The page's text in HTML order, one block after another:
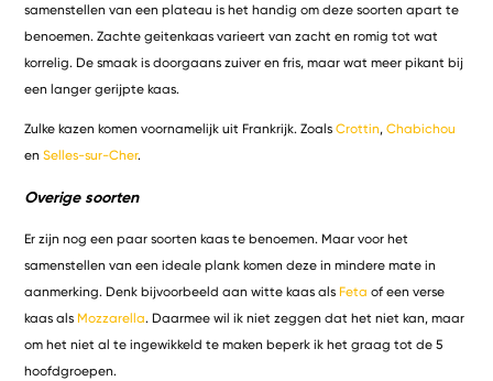
samenstellen van een plateau is het handig om deze soorten apart te
benoemen. Zachte geitenkaas varieert van zacht en romig tot wat
korrelig. De smaak is doorgaans zuiver en fris, maar wat meer pikant bij
een langer gerijpte kaas.
Zulke kazen komen voornamelijk uit Frankrijk. ZoalsCrottin,Chabichou
enSelles-sur-Cher.
Overige soorten
Er zijn nog een paar soorten kaas te benoemen. Maar voor het
samenstellen van een ideale plank komen deze in mindere mate in
aanmerking. Denk bijvoorbeeld aan witte kaas alsFeta of een verse
kaas alsMozzarella. Daarmee wil ik niet zeggen dat het niet kan, maar
om het niet al te ingewikkeld te maken beperk ik het graag tot de 5
hoofdgroepen.